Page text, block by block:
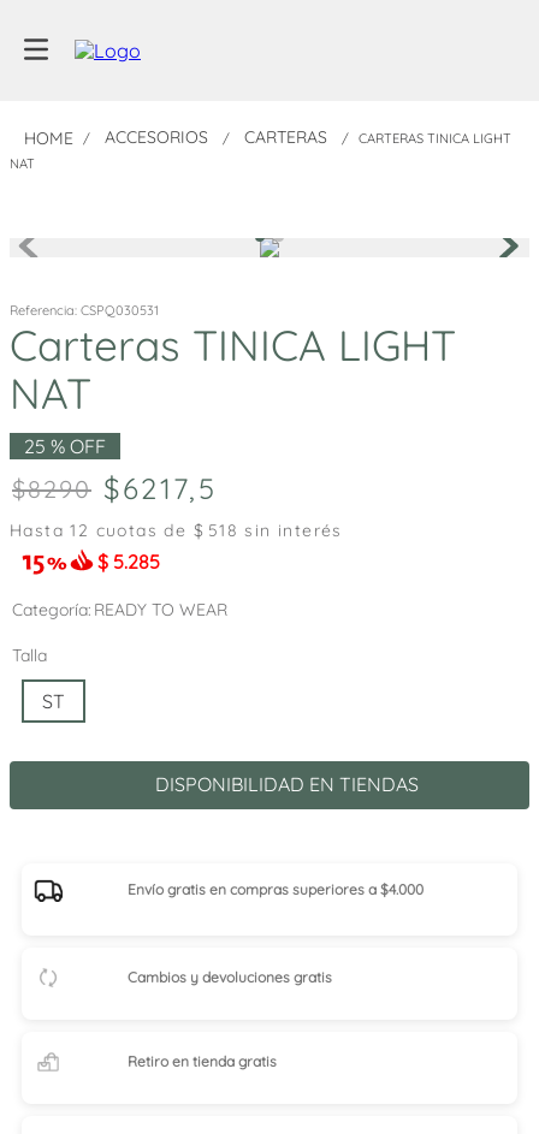
ACCESORIOS CARTERAS
CARTERAS TINICA LIGHT
NAT
Referencia: CSPQ030531
Carteras TINICA LIGHT
NAT
25 % OFF
8290 6217, 5
Hasta12 cuotas de $ 518 sin interés
$ 5.285
Categoría READY TO WEAR
Talla
ST
DISPONIBILIDAD EN TIENDAS
Envío gratis en compras superiores a $4.000
Cambios y devoluciones gratis
Retiro en tiendagratis